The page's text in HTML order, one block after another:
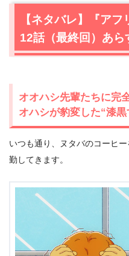
【ネタバレ】『ア
12話（最終回）あら
オオハシ先輩たちに完
オハシが豹変した“漆
いつも通り、ヌタバのコーヒ
勤してきます。